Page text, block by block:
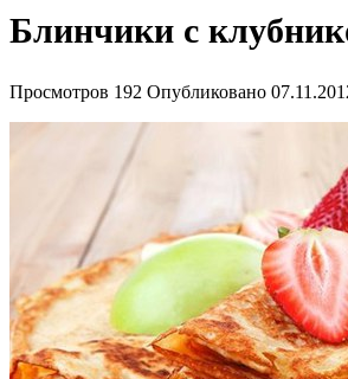
Блинчики с
Просмотров 192 Опубликовано